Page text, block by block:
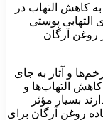
کاهش التهاب در
پوستی
روغن آرگان
و آثار به جای
التهاب‌ها و
بسیار مؤثر
روغن آرگان برای